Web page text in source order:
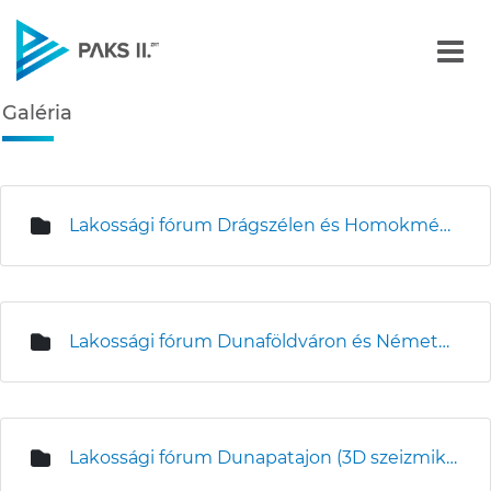
Navigáció
Galéria - Képgalériák
Galéria
Lakossági fórum Drágszélen és Homokmégyen
Lakossági fórum Dunaföldváron és Németkéren
Lakossági fórum Dunapatajon (3D szeizmikus mérések)